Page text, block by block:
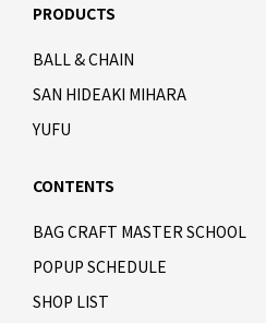
PRODUCTS
BALL & CHAIN
SAN HIDEAKI MIHARA
YUFU
CONTENTS
BAG CRAFT MASTER SCHOOL
POPUP SCHEDULE
SHOP LIST